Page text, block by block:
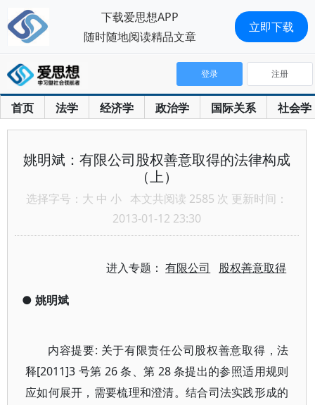
首页 法学 经济学 政治学 国际关系 社会学
登录 注册
姚明斌：有限公司股权善意取得的法律构成
（上）
选择字号： 大 中 小 本文共阅读 2585 次 更新时间：
2013-01-12 23:30
进入专题：有限公司 股权善意取得
● 姚明斌
内容提要: 关于有限责任公司股权善意取得，法
释[2011]3 号第 26 条、第 28 条提出的参照适用规则
应如何展开，需要梳理和澄清。结合司法实践形成的
下载爱思想APP
随时随地阅读精品文章
立即下载